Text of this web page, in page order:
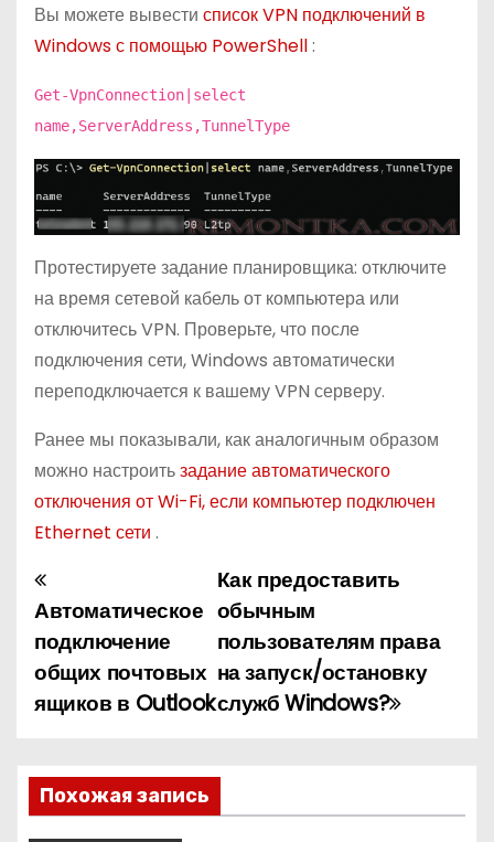
Вы можете вывести список VPN подключений в
Windows с помощью PowerShell:
Get-VpnConnection|select
name,ServerAddress,TunnelType
Протестируете задание планировщика: отключите
на время сетевой кабель от компьютера или
отключитесь VPN. Проверьте, что после
подключения сети, Windows автоматически
переподключается к вашему VPN серверу.
Ранее мы показывали, как аналогичным образом
можно настроитьзадание автоматического
отключения от Wi-Fi, если компьютер подключен
Ethernet сети .
Н
а
в
г
а
Как предоставить
обычным
пользователям права
на запуск/остановку
служб Windows?
Автоматическое
подключение
общих почтовых
ящиков в Outlook
Похожая запись